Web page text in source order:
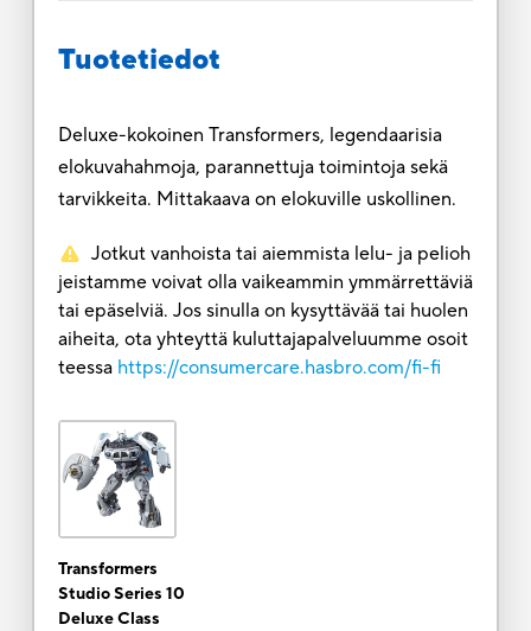
Tuotetiedot
Deluxe-kokoinen Transformers, legendaarisia
elokuvahahmoja, parannettuja toimintoja sekä
tarvikkeita. Mittakaava on elokuville uskollinen.
Jotkut vanhoista tai aiemmista lelu- ja pelioh
jeistamme voivat olla vaikeammin ymmärrettäviä
tai epäselviä. Jos sinulla on kysyttävää tai huolen
aiheita, ota yhteyttä kuluttajapalveluumme osoit
teessa https://consumercare.hasbro.com/fi-fi
Transformers
Studio Series 10
Deluxe Class